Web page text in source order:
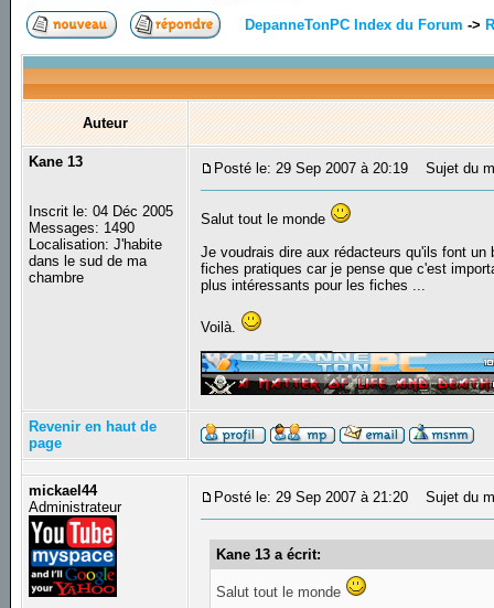
DepanneTonPC Index du Forum ->
Auteur
Kane 13
Inscrit le: 04 Déc 2005
Messages: 1490
Localisation: J'habite
dans le sud de ma
chambre
Posté le: 29 Sep 2007 à 20:19 Sujet du
Salut tout le monde
Je voudrais dire aux rédacteurs qu'ils font
fiches pratiques car je pense que c'est
plus intéressants pour les fiches ...
Voilà.
Revenir en haut de
page
mickael44
Administrateur
Posté le: 29 Sep 2007 à 21:20 Sujet du
Kane 13 a écrit:
Salut tout le monde